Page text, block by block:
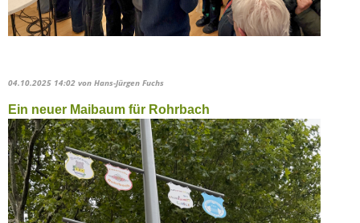
04.10.2025 14:02 von Hans-Jürgen Fuchs
Ein neuer Maibaum für Rohrbach